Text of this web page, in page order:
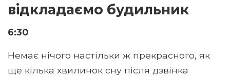
відкладаємо будильник
6:30
Немає нічого настільки ж прекрасного, як
ще кілька хвилинок сну після дзвінка